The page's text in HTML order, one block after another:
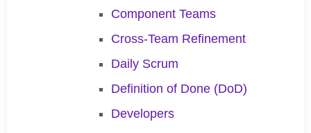
Component Teams
Cross-Team Refinement
Daily Scrum
Definition of Done (DoD)
Developers